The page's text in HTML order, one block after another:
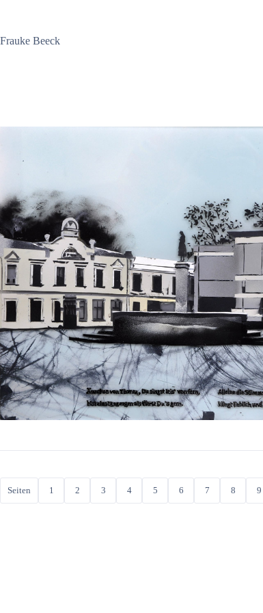
Frauke Beeck
Seiten 1 2 3 4 5 6 7 8 9